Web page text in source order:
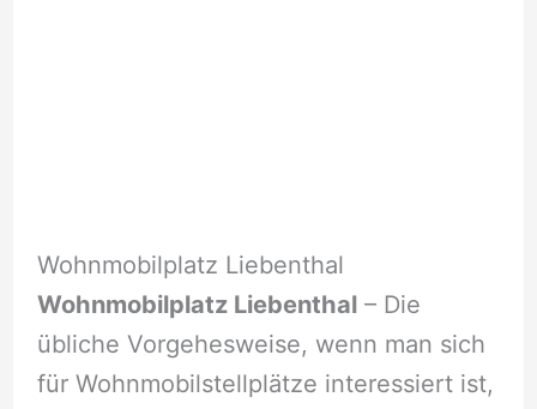
Wohnmobilplatz Liebenthal
Wohnmobilplatz Liebenthal– Die
übliche Vorgehesweise, wenn man sich
für Wohnmobilstellplätze interessiert ist,